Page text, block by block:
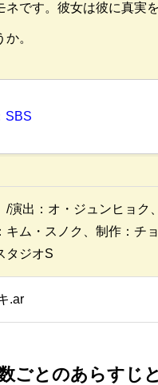
ネです。彼女は彼に真実
。
SBS
/演出：オ・ジュンヒョク
キム・スノク、制作：チ
タジオS
.ar
ごとのあらすじ